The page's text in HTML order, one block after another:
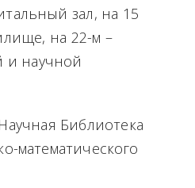
зал, на 15
на 22-м –
и научной
Библиотека
математического